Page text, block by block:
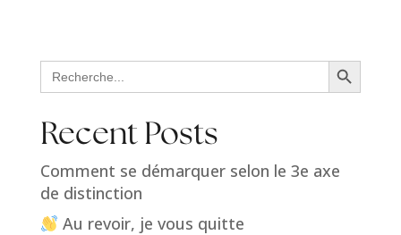
Search
for:
Search Button
Recent Posts
Comment se démarquer selon le 3e axe
de distinction
Au revoir, je vous quitte